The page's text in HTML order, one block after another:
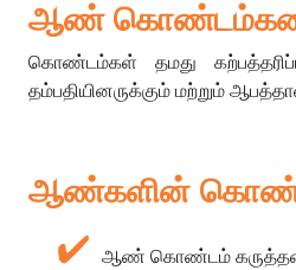
ஆண் கொண்டம்களை
கொண்டம்கள் தமது
தம்பதியினருக்கும் மற்றும்
ஆண்களின்
ஆண் கொண்டம் கருத்தடை